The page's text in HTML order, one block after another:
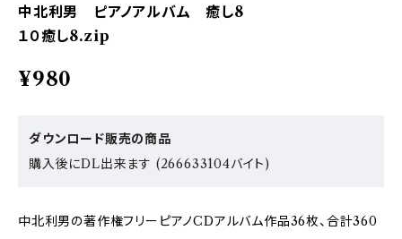
中北利男 ピアノアルバム 癒し8
１０癒し8.zip
¥980
ダウンロード販売の商品
購入後にDL出来ます (266633104バイト)
中北利男の著作権フリーピアノCDアルバム作品36枚、合計360